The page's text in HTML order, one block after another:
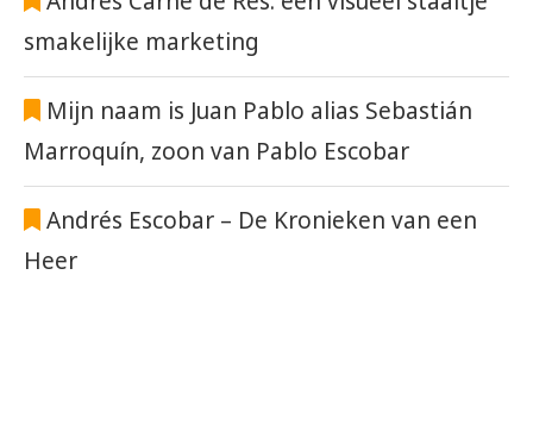
smakelijke marketing
Mijn naam is Juan Pablo alias Sebastián
Marroquín, zoon van Pablo Escobar
Andrés Escobar – De Kronieken van een
Heer